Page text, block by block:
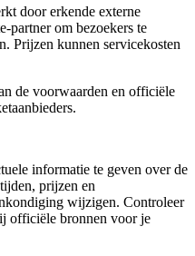
door erkende externe
partner om bezoekers te
Prijzen kunnen servicekosten
de voorwaarden en officiële
informatie te geven over de
prijzen en
wijzigen. Controleer
officiële bronnen voor je